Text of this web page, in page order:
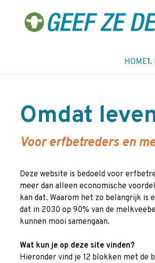
HOME
Omdat
Voor erfbetreders en
Deze website is bedoeld voor
meer dan alleen economische
kan dat. Waarom het zo belangrijk
dat in 2030 op 90% van de
kunnen mooi samengaan.
Wat kun je op deze site vinden?
Hieronder vind je 12 blokken met de